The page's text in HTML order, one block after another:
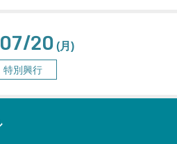
07/20 (月)
特別興行